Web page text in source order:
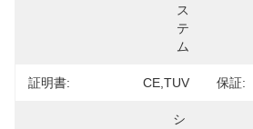
ス
テ
ム
証明書: CE,TUV 保証:
シ